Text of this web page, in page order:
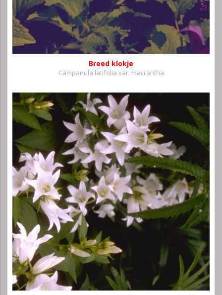
Breed klokje
Campanula latifolia var. macrantha